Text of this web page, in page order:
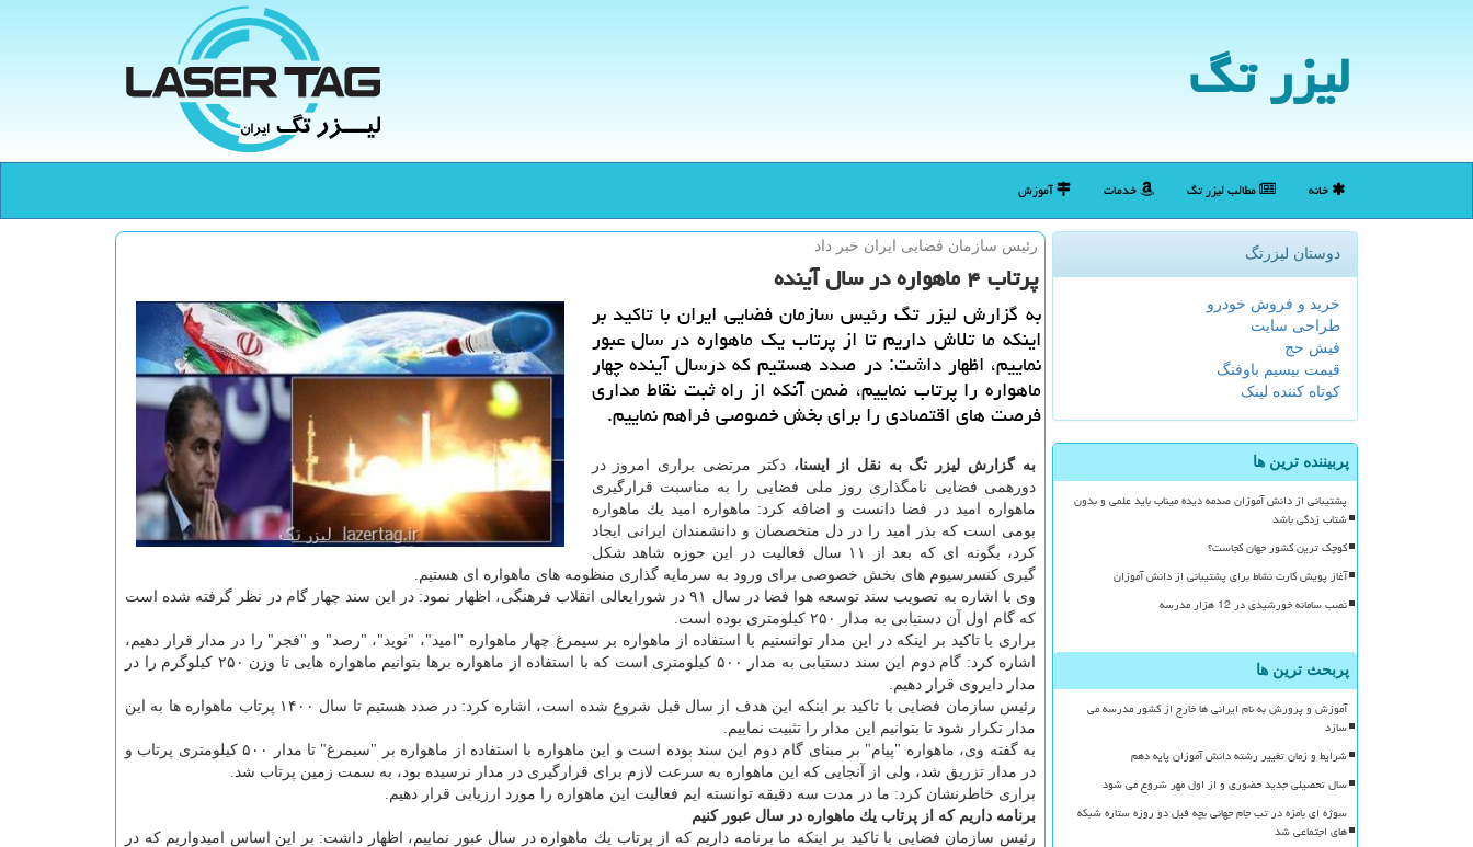
لیزر تگ
خانه مطالب لیزر تگ خدمات آموزش
دوستان لیزرتگ
خرید و فروش خودرو
طراحی سایت
فیش حج
قیمت بیسیم باوفنگ
کوتاه کننده لینک
پربیننده ترین ها
پشتیبانی از دانش آموزان صدمه دیده میناب باید علمی و بدون
شتاب زدگی باشد
کوچک ترین کشور جهان کجاست؟
آغاز پویش کارت نشاط برای پشتیبانی از دانش آموزان
نصب سامانه خورشیدی در 12 هزار مدرسه
پربحث ترین ها
آموزش و پرورش به نام ایرانی ها خارج از کشور مدرسه می
سازد
شرایط و زمان تغییر رشته دانش آموزان پایه دهم
سال تحصیلی جدید حضوری و از اول مهر شروع می شود
سوژه ای بامزه در تب جام جهانی بچه فیل دو روزه ستاره شبکه
های اجتماعی شد
رئیس سازمان فضایی ایران خبر داد
پرتاب ۴ ماهواره در سال آینده
به گزارش لیزر تگ رئیس سازمان فضایی ایران با تاكید بر
اینكه ما تلاش داریم تا از پرتاب یك ماهواره در سال عبور
نماییم، اظهار داشت: در صدد هستیم كه درسال آینده چهار
ماهواره را پرتاب نماییم، ضمن آنكه از راه ثبت نقاط مداری
فرصت های اقتصادی را برای بخش خصوصی فراهم نماییم.
به گزارش لیزر تگ به نقل از ایسنا، دكتر مرتضی براری امروز در
دورهمی فضایی نامگذاری روز ملی فضایی را به مناسبت قرارگیری
ماهواره امید در فضا دانست و اضافه كرد: ماهواره امید یك ماهواره
بومی است كه بذر امید را در دل متخصصان و دانشمندان ایرانی ایجاد
كرد، بگونه ای كه بعد از ۱۱ سال فعالیت در این حوزه شاهد شكل
گیری كنسرسیوم های بخش خصوصی برای ورود به سرمایه گذاری منظومه های ماهواره ای هستیم.
وی با اشاره به تصویب سند توسعه هوا فضا در سال ۹۱ در شورایعالی انقلاب فرهنگی، اظهار نمود: در این سند چهار گام در نظر گرفته شده است
كه گام اول آن دستیابی به مدار ۲۵۰ كیلومتری بوده است.
براری با تاكید بر اینكه در این مدار توانستیم با استفاده از ماهواره بر سیمرغ چهار ماهواره "امید"، "نوید"، "رصد" و "فجر" را در مدار قرار دهیم،
اشاره كرد: گام دوم این سند دستیابی به مدار ۵۰۰ كیلومتری است كه با استفاده از ماهواره برها بتوانیم ماهواره هایی تا وزن ۲۵۰ كیلوگرم را در
مدار دایروی قرار دهیم.
رئیس سازمان فضایی با تاكید بر اینكه این هدف از سال قبل شروع شده است، اشاره كرد: در صدد هستیم تا سال ۱۴۰۰ پرتاب ماهواره ها به این
مدار تكرار شود تا بتوانیم این مدار را تثبیت نماییم.
به گفته وی، ماهواره "پیام" بر مبنای گام دوم این سند بوده است و این ماهواره با استفاده از ماهواره بر "سیمرغ" تا مدار ۵۰۰ كیلومتری پرتاب و
در مدار تزریق شد، ولی از آنجایی كه این ماهواره به سرعت لازم برای قرارگیری در مدار نرسیده بود، به سمت زمین پرتاب شد.
براری خاطرنشان كرد: ما در مدت سه دقیقه توانسته ایم فعالیت این ماهواره را مورد ارزیابی قرار دهیم.
برنامه داریم كه از پرتاب یك ماهواره در سال عبور كنیم
رئیس سازمان فضایی با تاكید بر اینكه ما برنامه داریم كه از پرتاب یك ماهواره در سال عبور نماییم، اظهار داشت: بر این اساس امیدواریم كه در